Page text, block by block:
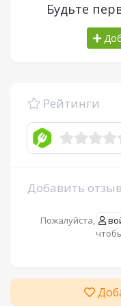
Будьте
Рейтинги
Добавить отзыв
Пожалуйста,